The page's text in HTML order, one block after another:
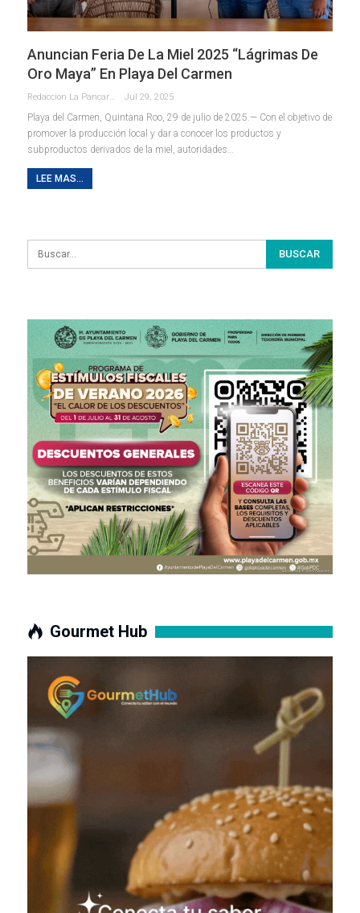
Anuncian Feria De La Miel 2025 “Lágrimas De
Oro Maya” En Playa Del Carmen
Redaccion La Pancarta De Quintana Roo Jul 29, 2025
Playa del Carmen, Quintana Roo, 29 de julio de 2025.— Con el objetivo de
promover la producción local y dar a conocer los productos y
subproductos derivados de la miel, autoridades…
LEE MAS...
Gourmet Hub